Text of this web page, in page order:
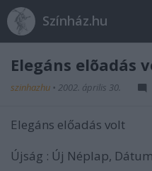
Színház.hu
Elegáns elõadás
szinhazhu • 2002. április 30.
Elegáns előadás volt
Újság : Új Néplap,